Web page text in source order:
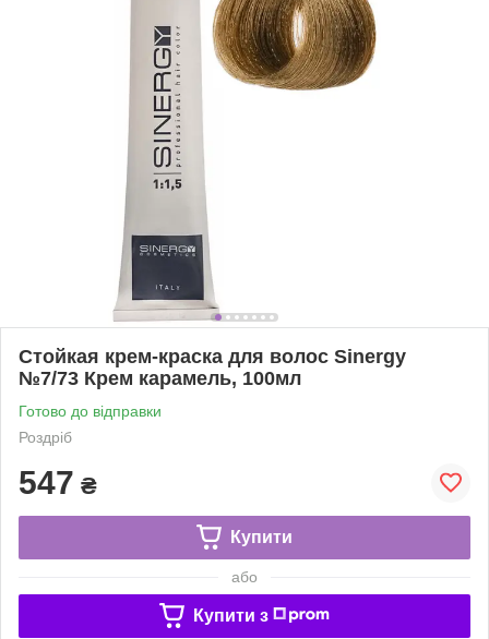
Стойкая крем-краска для волос Sinergy
№7/73 Крем карамель, 100мл
Готово до відправки
Роздріб
547 ₴
Купити
або
Купити з